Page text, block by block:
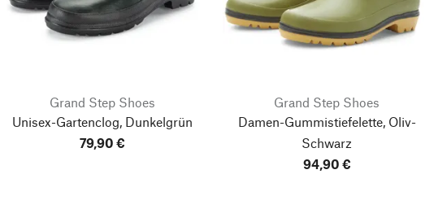
Grand Step Shoes
Unisex-Gartenclog, Dunkelgrün
79,90 €
Grand Step Shoes
Damen-Gummistiefelette, Oliv-
Schwarz
94,90 €